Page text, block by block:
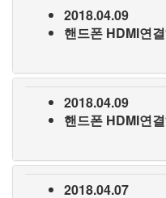
2018.04.09
핸드폰 HDMI연
2018.04.09
핸드폰 HDMI연
2018.04.07